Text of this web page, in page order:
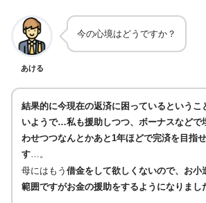
あける
今の心境はどうですか？
結果的に今現在の返済に困っているというこ
いようで…私も援助しつつ、ボーナスなどで
わせつつなんとかあと1年ほどで完済を目指
す …。
母にはもう借金をして欲しくないので、お小
範囲ですがお金の援助をするようになりまし